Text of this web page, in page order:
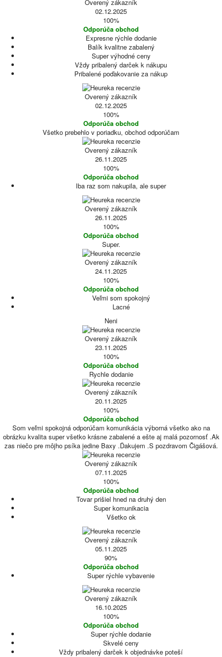
Overený zákazník
02.12.2025
100%
Odporúča obchod
Expresne rýchle dodanie
Balík kvalitne zabalený
Super výhodné ceny
Vždy pribalený darček k nákupu
Pribalené poďakovanie za nákup
Overený zákazník
02.12.2025
100%
Odporúča obchod
Všetko prebehlo v poriadku, obchod odporúčam
Overený zákazník
26.11.2025
100%
Odporúča obchod
Iba raz som nakupila, ale super
Overený zákazník
26.11.2025
100%
Odporúča obchod
Super.
Overený zákazník
24.11.2025
100%
Odporúča obchod
Veľmi som spokojný
Lacné
Neni
Overený zákazník
23.11.2025
100%
Odporúča obchod
Rychle dodanie
Overený zákazník
20.11.2025
100%
Odporúča obchod
Som veľmi spokojná odporúčam komunikácia výborná všetko ako na
obrázku kvalita super všetko krásne zabalené a ešte aj malá pozornosť .Ak
zas niečo pre môjho psíka jedine Baxy .Ďakujem .S pozdravom Čigášová.
Overený zákazník
07.11.2025
100%
Odporúča obchod
Tovar prišiel hned na druhý den
Super komunikacia
Všetko ok
Overený zákazník
05.11.2025
90%
Odporúča obchod
Super rýchle vybavenie
Overený zákazník
16.10.2025
100%
Odporúča obchod
Super rýchle dodanie
Skvelé ceny
Vždy pribalený darček k objednávke poteší